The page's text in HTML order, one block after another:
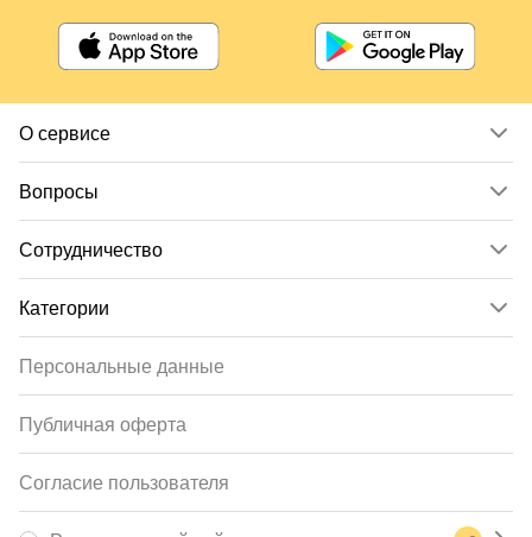
О сервисе
Вопросы
Сотрудничество
Категории
Персональные данные
Публичная оферта
Согласие пользователя